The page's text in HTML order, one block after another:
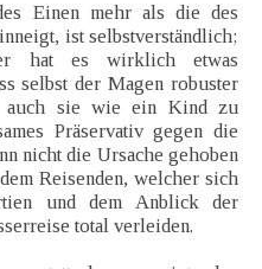
Einen mehr als die des
ist selbstverständlich;
hat es wirklich etwas
selbst der Magen robuster
auch sie wie ein Kind zu
Präservativ gegen die
nicht die Ursache gehoben
Reisenden, welcher sich
und dem Anblick der
total verleiden.